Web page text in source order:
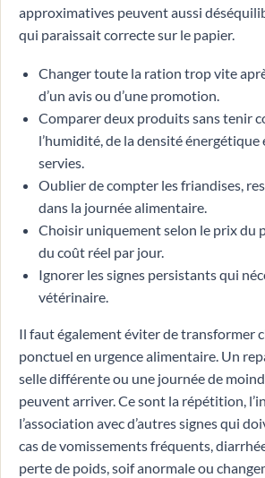
approximatives peuvent aussi
qui paraissait correcte sur le papier.
Changer toute la ration trop vite
d’un avis ou d’une promotion.
Comparer deux produits sans tenir
l’humidité, de la densité
servies.
Oublier de compter les friandises,
dans la journée alimentaire.
Choisir uniquement selon le prix du
du coût réel par jour.
Ignorer les signes persistants qui
vétérinaire.
Il faut également éviter de transformer
ponctuel en urgence alimentaire. Un
selle différente ou une journée de
peuvent arriver. Ce sont la répétition,
l’association avec d’autres signes qui
cas de vomissements fréquents,
perte de poids, soif anormale ou